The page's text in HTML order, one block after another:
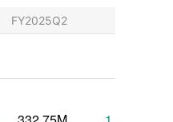
FY2025Q2